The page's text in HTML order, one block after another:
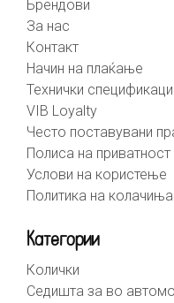
Брендови
За нас
Контакт
Начин на плаќање
Технички
VIB Loyalty
Често поставувани
Полиса на приватност
Услови на користење
Политика на колачиња
Категории
Колички
Седишта за во